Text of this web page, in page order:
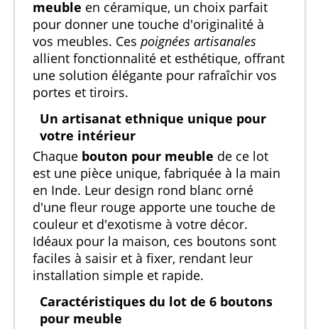
meuble en céramique, un choix parfait
pour donner une touche d'originalité à
vos meubles. Ces poignées artisanales
allient fonctionnalité et esthétique, offrant
une solution élégante pour rafraîchir vos
portes et tiroirs.
Un artisanat ethnique unique pour
votre intérieur
Chaque bouton pour meuble de ce lot
est une pièce unique, fabriquée à la main
en Inde. Leur design rond blanc orné
d'une fleur rouge apporte une touche de
couleur et d'exotisme à votre décor.
Idéaux pour la maison, ces boutons sont
faciles à saisir et à fixer, rendant leur
installation simple et rapide.
Caractéristiques du lot de 6 boutons
pour meuble